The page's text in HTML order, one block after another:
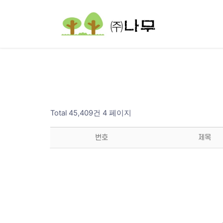
Total 45,409건 4 페이지
번호 제목